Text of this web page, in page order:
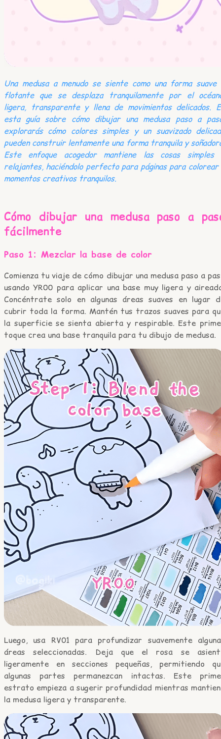
Una medusa a menudo se siente como una forma suave
flotante que se desplaza tranquilamente por el
ligera, transparente y llena de movimientos delicados.
esta guía sobre cómo dibujar una medusa paso a
explorarás cómo colores simples y un suavizado
pueden construir lentamente una forma tranquila y
Este enfoque acogedor mantiene las cosas simples
relajantes, haciéndolo perfecto para páginas para colorear
momentos creativos tranquilos.
Cómo dibujar una medusa paso a
fácilmente
Paso 1: Mezclar la base de color
Comienza tu viaje de cómo dibujar una medusa paso a
usando YR00 para aplicar una base muy ligera y
Concéntrate solo en algunas áreas suaves en lugar
cubrir toda la forma. Mantén tus trazos suaves para
la superficie se sienta abierta y respirable. Este
toque crea una base tranquila para tu dibujo de medusa.
Luego, usa RV01 para profundizar suavemente
áreas seleccionadas. Deja que el rosa se
ligeramente en secciones pequeñas, permitiendo
algunas partes permanezcan intactas. Este
estrato empieza a sugerir profundidad mientras
la medusa ligera y transparente.